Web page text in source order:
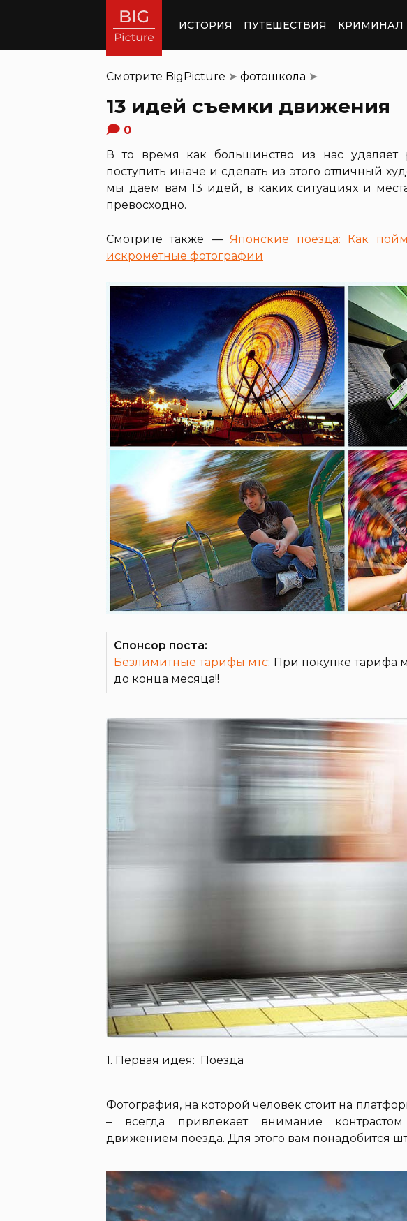
ИСТОРИЯ ПУТЕШЕСТВИЯ КРИМИНАЛ
Смотрите BigPicture ➤ фотошкола ➤
13 идей съемки движения
0
В то время как большинство из нас
поступить иначе и сделать из этого отличный
мы даем вам 13 идей, в каких ситуациях и
превосходно.
Смотрите также —Японские поезда: Как
искрометные фотографии
Спонсор поста:
Безлимитные тарифы мтс: При покупке тарифа
до конца месяца!!
1. Первая идея: Поезда
Фотография, на которой человек стоит на
– всегда привлекает внимание
движением поезда. Для этого вам понадобится